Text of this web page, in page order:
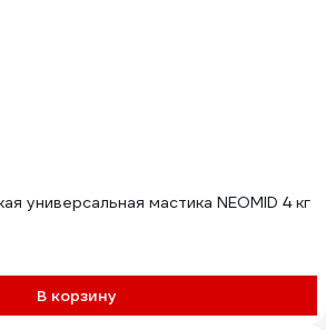
универсальная мастика NEOMID 4 кг
В корзину